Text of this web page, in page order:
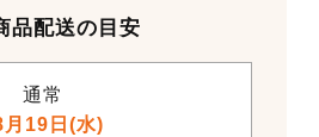
品配送の目安
通常
月19日(水)